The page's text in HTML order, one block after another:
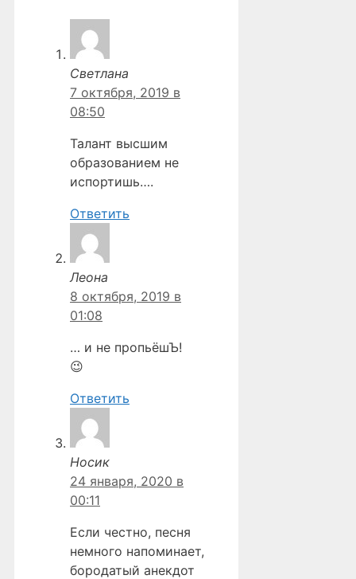
Светлана
7 октября, 2019 в
08:50
Талант высшим
образованием не
испортишь….
Ответить
Леона
8 октября, 2019 в
01:08
… и не пропьёшЪ!
😉
Ответить
Носик
24 января, 2020 в
00:11
Если честно, песня
немного напоминает,
бородатый анекдот